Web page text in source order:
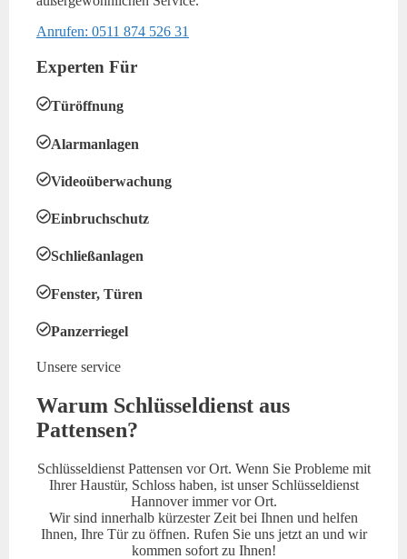
Anrufen: 0511 874 526 31
Experten Für
Türöffnung
Alarmanlagen
Videoüberwachung
Einbruchschutz
Schließanlagen
Fenster, Türen
Panzerriegel
Unsere service
Warum Schlüsseldienst aus
Pattensen?
Schlüsseldienst Pattensen vor Ort. Wenn Sie Probleme mit
Ihrer Haustür, Schloss haben, ist unser Schlüsseldienst
Hannover immer vor Ort.
Wir sind innerhalb kürzester Zeit bei Ihnen und helfen
Ihnen, Ihre Tür zu öffnen. Rufen Sie uns jetzt an und wir
kommen sofort zu Ihnen!